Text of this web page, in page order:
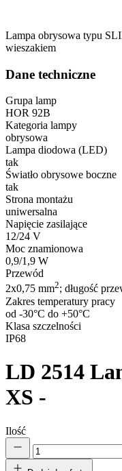
Lampa obrysowa typu
wieszakiem
Dane techniczne
Grupa lamp
HOR 92B
Kategoria lampy
obrysowa
Lampa diodowa (LED)
tak
Światło obrysowe boczne
tak
Strona montażu
uniwersalna
Napięcie zasilające
12/24 V
Moc znamionowa
0,9/1,9 W
Przewód
2x0,75 mm2; długość
Zakres temperatury pracy
od -30°C do +50°C
Klasa szczelności
IP68
LD 2514
XS -
Ilość